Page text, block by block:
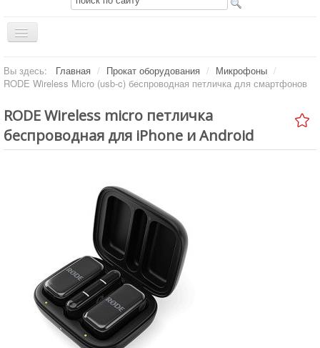
Включить/
Главная
Прокат оборудования
Аренда студии
Услуги
О нас
Сделать заказ
Юридическим лицам
Вы здесь: Главная / Прокат оборудования / Микрофоны /
RODE Wireless Micro (usb-c) беспроводная петличка для смартфонов
RODE Wireless micro петличка
беспроводная для iPhone и Android